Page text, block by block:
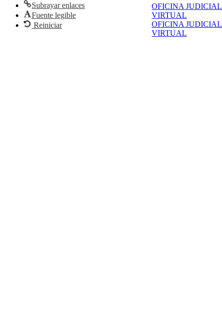
OFICINA JUDICIAL
VIRTUAL
OFICINA JUDICIAL
VIRTUAL
Subrayar enlaces
Fuente legible
Reiniciar